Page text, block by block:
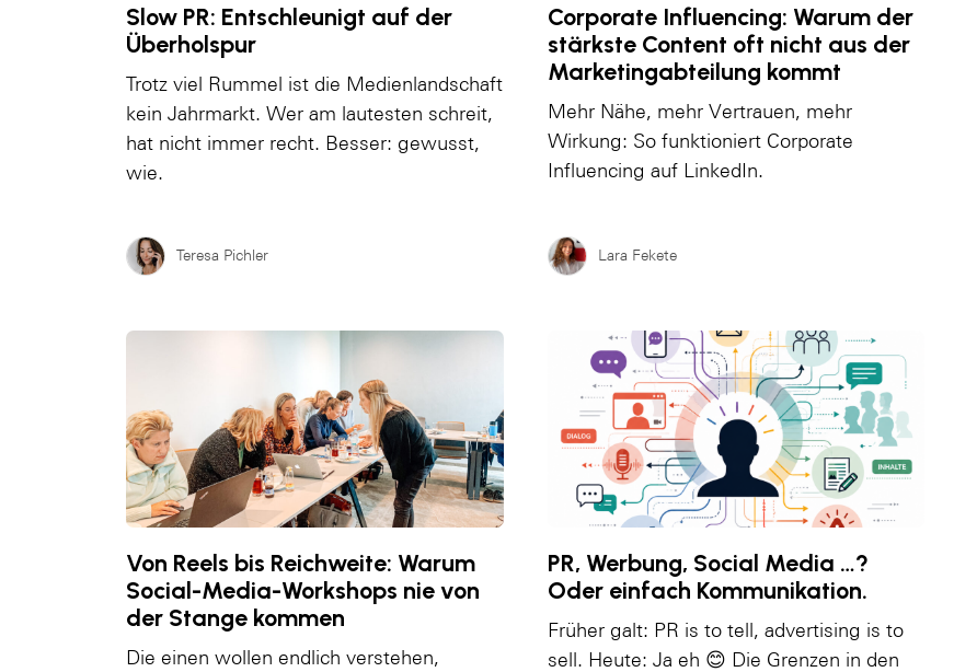
Slow PR: Entschleunigt auf der
Überholspur
Trotz viel Rummel ist die Medienlandschaft
kein Jahrmarkt. Wer am lautesten schreit,
hat nicht immer recht. Besser: gewusst,
wie.
Teresa Pichler
Corporate Influencing: Warum der
stärkste Content oft nicht aus der
Marketingabteilung kommt
Mehr Nähe, mehr Vertrauen, mehr
Wirkung: So funktioniert Corporate
Influencing auf LinkedIn.
Lara Fekete
Von Reels bis Reichweite: Warum
Social-Media-Workshops nie von
der Stange kommen
Die einen wollen endlich verstehen,
PR, Werbung, Social Media …?
Oder einfach Kommunikation.
Früher galt: PR is to tell, advertising is to
sell. Heute: Ja eh 😊 Die Grenzen in den